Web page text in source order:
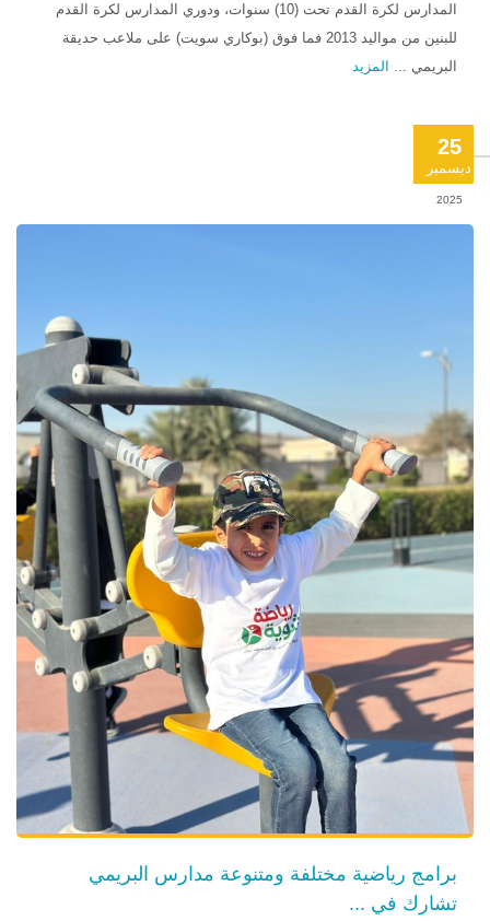
المدارس لكرة القدم تحت (10) سنوات، ودوري المدارس لكرة القدم
للبنين من مواليد 2013 فما فوق (بوكاري سويت) على ملاعب حديقة
البريمي ... المزيد
25
ديسمبر
2025
برامج رياضية مختلفة ومتنوعة مدارس البريمي
تشارك في ...